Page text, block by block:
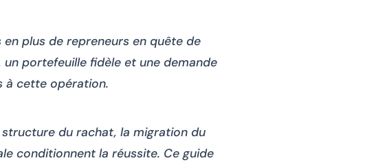
plus de repreneurs en quête de
portefeuille fidèle et une demande
à cette opération.
du rachat, la migration du
conditionnent la réussite. Ce guide